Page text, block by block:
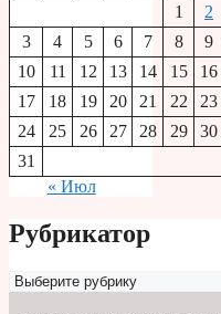
1
2
3
4 5 6 7 8
9
10
11 12 13 14 15
16
17
18 19 20 21 22
23
24
25 26 27 28 29
30
31
« Июл
Рубрикатор
Рубрикатор